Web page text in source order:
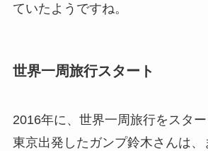
ていたようですね。
世界一周旅行スタート
2016年に、世界一周旅行をスター
東京出発したガンプ鈴木さんは、